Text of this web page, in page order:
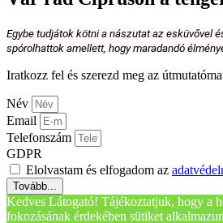
Egybe tudjátok kötni a nászutat az esküvővel
spórolhattok amellett, hogy maradandó
Iratkozz fel és szerezd meg az
Név
Email
Telefonszám
GDPR
Elolvastam és elfogadom az
Tovább...
Kedves Látogató! Tájékoztatjuk, hogy a
fokozásának érdekében sütiket